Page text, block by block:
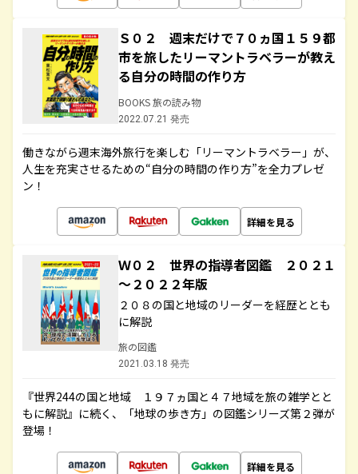
Ｓ０２ 週末だけで７０ヵ国１５９都
市を旅したリーマントラベラーが教え
る自分の時間の作り方
BOOKS 旅の読み物
2022.07.21 発売
働きながら週末海外旅行を楽しむ「リーマントラベラー」が、
人生を充実させるための“自分の時間の作り方”を全力プレゼ
ン！
詳細を見る
Ｗ０２ 世界の指導者図鑑 ２０２１
～２０２２年版
２０８の国と地域のリーダーを経歴ととも
に解説
旅の図鑑
2021.03.18 発売
『世界244の国と地域 １９７ヵ国と４７地域を旅の雑学とと
もに解説』に続く、「地球の歩き方」の図鑑シリーズ第２弾が
登場！
詳細を見る